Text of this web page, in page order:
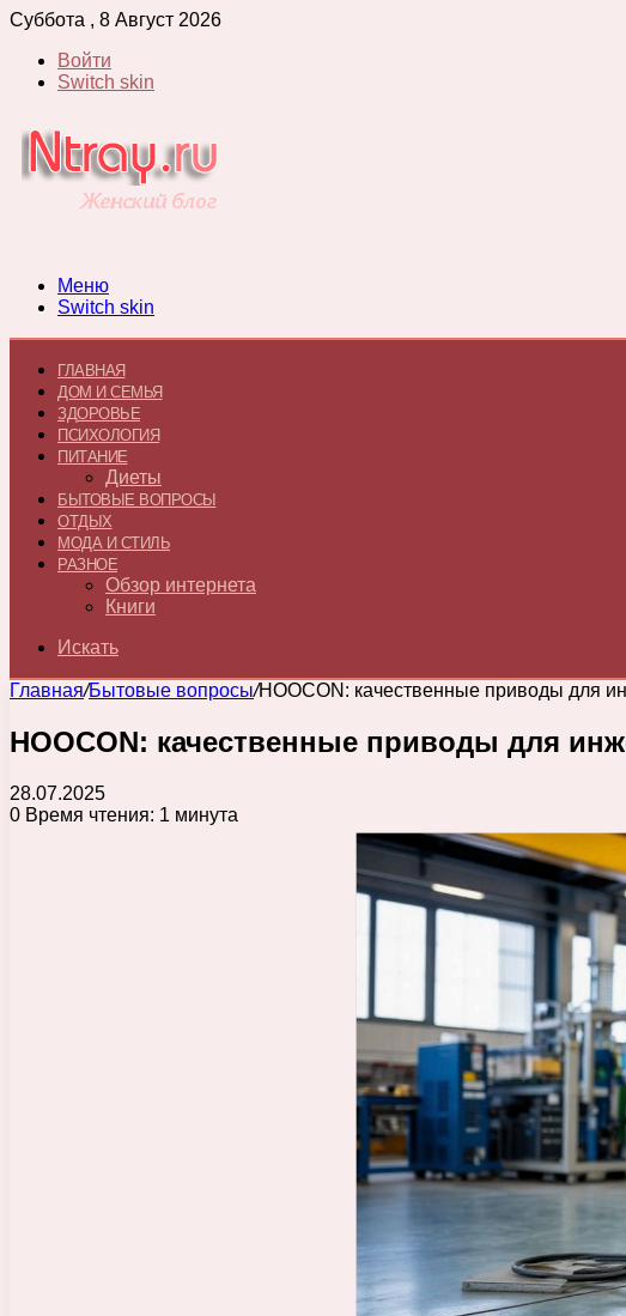
Суббота , 8 Август 2026
Войти
Switch skin
Меню
Switch skin
ГЛАВНАЯ
ДОМ И СЕМЬЯ
ЗДОРОВЬЕ
ПСИХОЛОГИЯ
ПИТАНИЕ
Диеты
БЫТОВЫЕ ВОПРОСЫ
ОТДЫХ
МОДА И СТИЛЬ
РАЗНОЕ
Обзор интернета
Книги
Искать
Главная/Бытовые вопросы/HOOCON: качественные приводы для
HOOCON: качественные приводы для
28.07.2025
0 Время чтения: 1 минута